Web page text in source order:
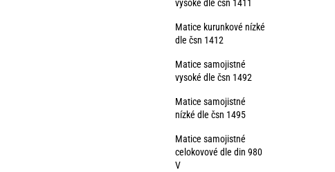
vysoké dle čsn 1411
Matice kurunkové nízké
dle čsn 1412
Matice samojistné
vysoké dle čsn 1492
Matice samojistné
nízké dle čsn 1495
Matice samojistné
celokovové dle din 980
V